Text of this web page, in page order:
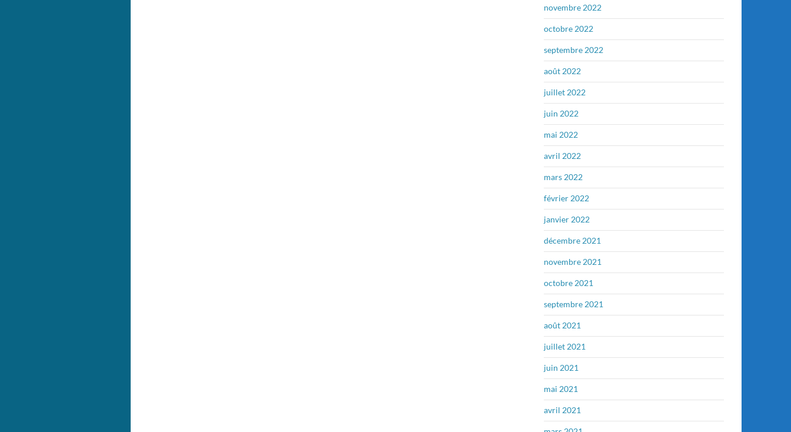
novembre 2022
octobre 2022
septembre 2022
août 2022
juillet 2022
juin 2022
mai 2022
avril 2022
mars 2022
février 2022
janvier 2022
décembre 2021
novembre 2021
octobre 2021
septembre 2021
août 2021
juillet 2021
juin 2021
mai 2021
avril 2021